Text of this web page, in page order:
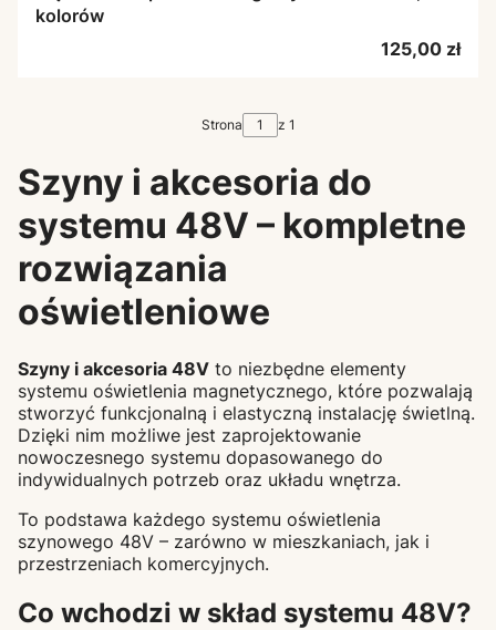
kolorów
Cena
125,00 zł
Strona z 1
Szyny i akcesoria do
systemu 48V – kompletne
rozwiązania
oświetleniowe
Szyny i akcesoria 48V to niezbędne elementy
systemu oświetlenia magnetycznego, które pozwalają
stworzyć funkcjonalną i elastyczną instalację świetlną.
Dzięki nim możliwe jest zaprojektowanie
nowoczesnego systemu dopasowanego do
indywidualnych potrzeb oraz układu wnętrza.
To podstawa każdego systemu oświetlenia
szynowego 48V – zarówno w mieszkaniach, jak i
przestrzeniach komercyjnych.
Co wchodzi w skład systemu 48V?